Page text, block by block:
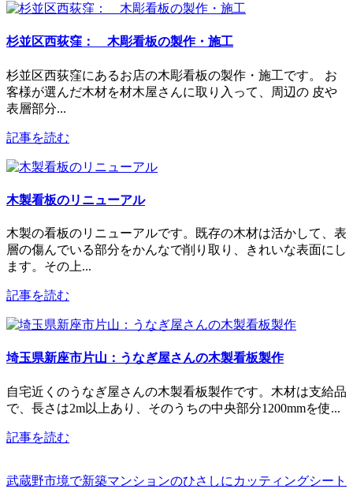
杉並区西荻窪： 木彫看板の製作・施工
杉並区西荻窪にあるお店の木彫看板の製作・施工です。 お
客様が選んだ木材を材木屋さんに取り入って、周辺の 皮や
表層部分...
記事を読む
木製看板のリニューアル
木製の看板のリニューアルです。既存の木材は活かして、表
層の傷んでいる部分をかんなで削り取り、きれいな表面にし
ます。その上...
記事を読む
埼玉県新座市片山：うなぎ屋さんの木製看板製作
自宅近くのうなぎ屋さんの木製看板製作です。木材は支給品
で、長さは2m以上あり、そのうちの中央部分1200mmを使...
記事を読む
武蔵野市境で新築マンションのひさしにカッティングシート